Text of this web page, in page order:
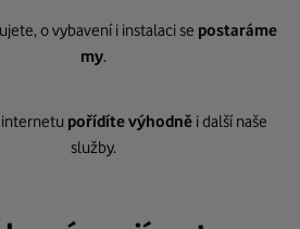
o vybavení i instalaci se postaráme
my.
pořídíte výhodně i další naše
služby.